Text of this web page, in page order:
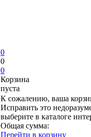
0
0
0
Корзина
пуста
К сожалению, ваша
Исправить это
выберите в каталоге
Общая сумма:
Перейти в корзину